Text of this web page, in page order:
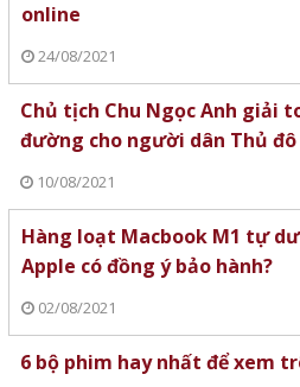
online
24/08/2021
Chủ tịch Chu Ngọc Anh giải
đường cho người dân Thủ đô
10/08/2021
Hàng loạt Macbook M1 tự
Apple có đồng ý bảo hành?
02/08/2021
6 bộ phim hay nhất để xem